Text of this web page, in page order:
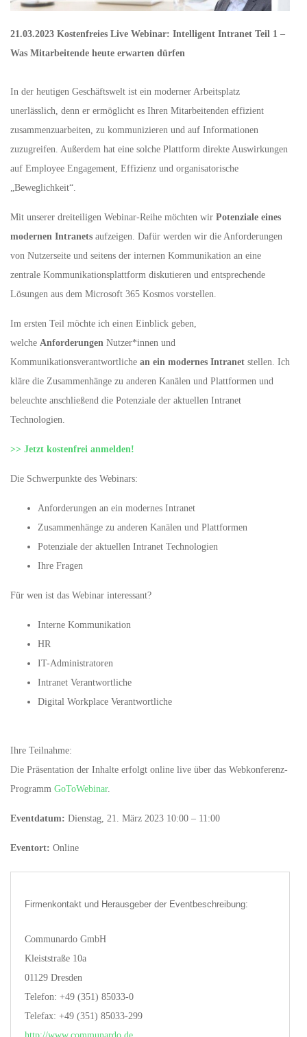
21.03.2023 Kostenfreies Live Webinar: Intelligent Intranet Teil 1 –
Was Mitarbeitende heute erwarten dürfen
In der heutigen Geschäftswelt ist ein moderner Arbeitsplatz
unerlässlich, denn er ermöglicht es Ihren Mitarbeitenden effizient
zusammenzuarbeiten, zu kommunizieren und auf Informationen
zuzugreifen. Außerdem hat eine solche Plattform direkte Auswirkungen
auf Employee Engagement, Effizienz und organisatorische
„Beweglichkeit“.
Mit unserer dreiteiligen Webinar-Reihe möchten wir Potenziale eines
modernen Intranets aufzeigen. Dafür werden wir die Anforderungen
von Nutzerseite und seitens der internen Kommunikation an eine
zentrale Kommunikationsplattform diskutieren und entsprechende
Lösungen aus dem Microsoft 365 Kosmos vorstellen.
Im ersten Teil möchte ich einen Einblick geben,
welche Anforderungen Nutzer*innen und
Kommunikationsverantwortliche an ein modernes Intranet stellen. Ich
kläre die Zusammenhänge zu anderen Kanälen und Plattformen und
beleuchte anschließend die Potenziale der aktuellen Intranet
Technologien.
>> Jetzt kostenfrei anmelden!
Die Schwerpunkte des Webinars:
Anforderungen an ein modernes Intranet
Zusammenhänge zu anderen Kanälen und Plattformen
Potenziale der aktuellen Intranet Technologien
Ihre Fragen
Für wen ist das Webinar interessant?
Interne Kommunikation
HR
IT-Administratoren
Intranet Verantwortliche
Digital Workplace Verantwortliche
Ihre Teilnahme:
Die Präsentation der Inhalte erfolgt online live über das Webkonferenz-
Programm GoToWebinar.
Eventdatum: Dienstag, 21. März 2023 10:00 – 11:00
Eventort: Online
Firmenkontakt und Herausgeber der Eventbeschreibung:
Communardo GmbH
Kleiststraße 10a
01129 Dresden
Telefon: +49 (351) 85033-0
Telefax: +49 (351) 85033-299